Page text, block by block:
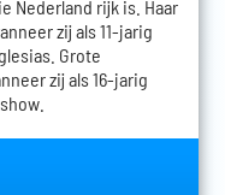
Nederland rijk is. Haar
zij als 11-jarig
Grote
zij als 16-jarig